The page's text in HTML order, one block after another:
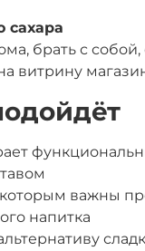
сахара
брать с
витрину
важны
напитка